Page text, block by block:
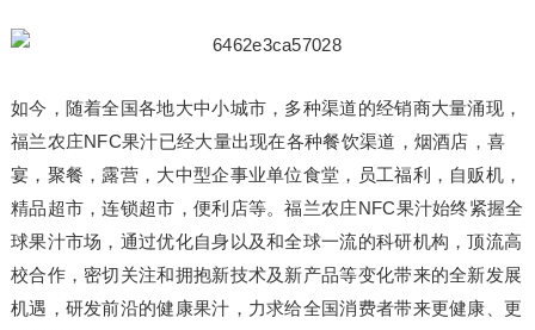
如今，随着全国各地大中小城市，多种渠道的经销商大量涌现，
福兰农庄NFC果汁已经大量出现在各种餐饮渠道，烟酒店，喜
宴，聚餐，露营，大中型企事业单位食堂，员工福利，自贩机，
精品超市，连锁超市，便利店等。福兰农庄NFC果汁始终紧握全
球果汁市场，通过优化自身以及和全球一流的科研机构，顶流高
校合作，密切关注和拥抱新技术及新产品等变化带来的全新发展
机遇，研发前沿的健康果汁，力求给全国消费者带来更健康、更